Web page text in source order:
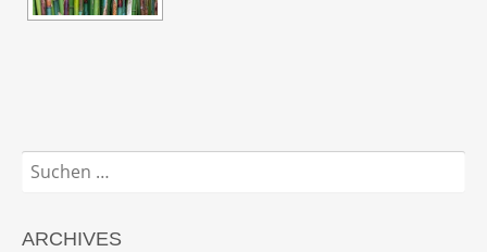
Suchen
nach:
ARCHIVES